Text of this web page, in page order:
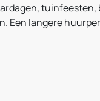
Een langere